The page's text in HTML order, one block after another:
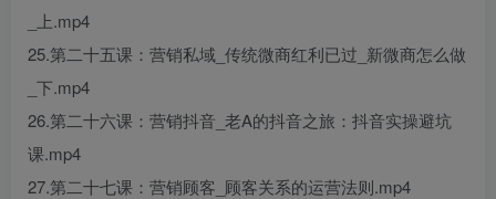
_上.mp4
25.第二十五课：营销私域_传统微商红利已过_新微商怎么做
_下.mp4
26.第二十六课：营销抖音_老A的抖音之旅：抖音实操避坑
课.mp4
27.第二十七课：营销顾客_顾客关系的运营法则.mp4